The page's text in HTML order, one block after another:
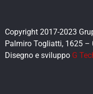
Copyright 2017-2023
Palmiro Togliatti, 1625 –
Disegno e sviluppo G